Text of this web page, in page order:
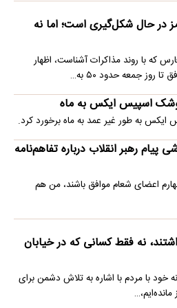
در حال شکل‌گیری است؛ اما نه
که با روند مذاکرات آشناست، اظهار
روز جمعه حدود ۵۰ به…
رهبر انقلاب درباره تفاهم‌نامه
اعضای شعام موافق باشند، من هم
نه فقط کسانی که در خیابان
با مردم با اشاره به تلاش دشمن برای